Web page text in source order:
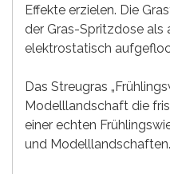
Effekte erzielen. Die
der Gras-Spritzdose als
elektrostatisch
Das Streugras
Modelllandschaft die
einer echten
und Modelllandschaften.